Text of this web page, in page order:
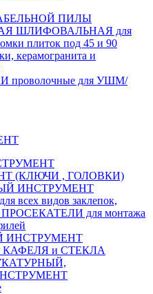
ПИЛЫ
ШЛИФОВАЛЬНАЯ для
плиток под 45 и 90
керамогранита и
для УШМ/
(КЛЮЧИ , ГОЛОВКИ)
ИНСТРУМЕНТ
видов заклепок,
для монтажа
ИНСТРУМЕНТ
КАФЕЛЯ и СТЕКЛА